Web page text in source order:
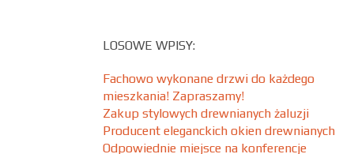
LOSOWE WPISY:
Fachowo wykonane drzwi do każdego
mieszkania! Zapraszamy!
Zakup stylowych drewnianych żaluzji
Producent eleganckich okien drewnianych
Odpowiednie miejsce na konferencje